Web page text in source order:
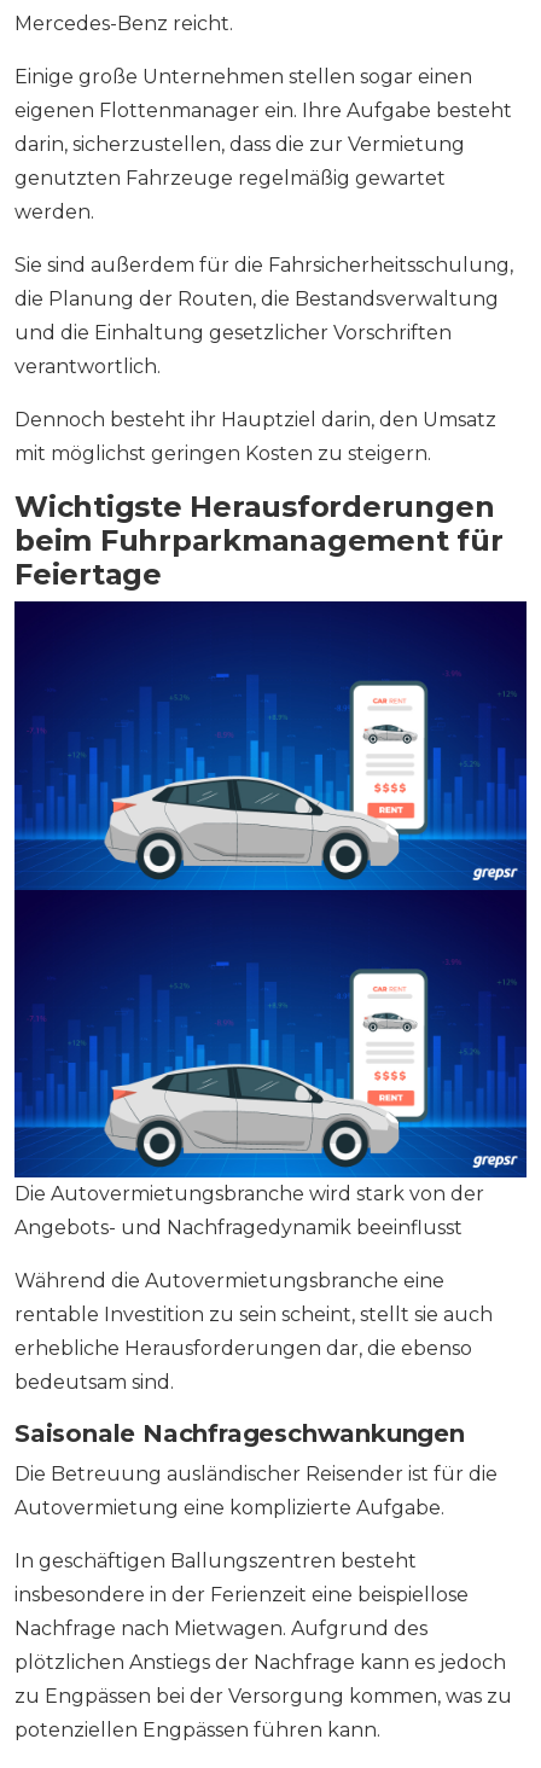
Mercedes-Benz reicht.
Einige große Unternehmen stellen sogar einen
eigenen Flottenmanager ein. Ihre Aufgabe besteht
darin, sicherzustellen, dass die zur Vermietung
genutzten Fahrzeuge regelmäßig gewartet
werden.
Sie sind außerdem für die Fahrsicherheitsschulung,
die Planung der Routen, die Bestandsverwaltung
und die Einhaltung gesetzlicher Vorschriften
verantwortlich.
Dennoch besteht ihr Hauptziel darin, den Umsatz
mit möglichst geringen Kosten zu steigern.
Wichtigste Herausforderungen
beim Fuhrparkmanagement für
Feiertage
Die Autovermietungsbranche wird stark von der
Angebots- und Nachfragedynamik beeinflusst
Während die Autovermietungsbranche eine
rentable Investition zu sein scheint, stellt sie auch
erhebliche Herausforderungen dar, die ebenso
bedeutsam sind.
Saisonale Nachfrageschwankungen
Die Betreuung ausländischer Reisender ist für die
Autovermietung eine komplizierte Aufgabe.
In geschäftigen Ballungszentren besteht
insbesondere in der Ferienzeit eine beispiellose
Nachfrage nach Mietwagen. Aufgrund des
plötzlichen Anstiegs der Nachfrage kann es jedoch
zu Engpässen bei der Versorgung kommen, was zu
potenziellen Engpässen führen kann.